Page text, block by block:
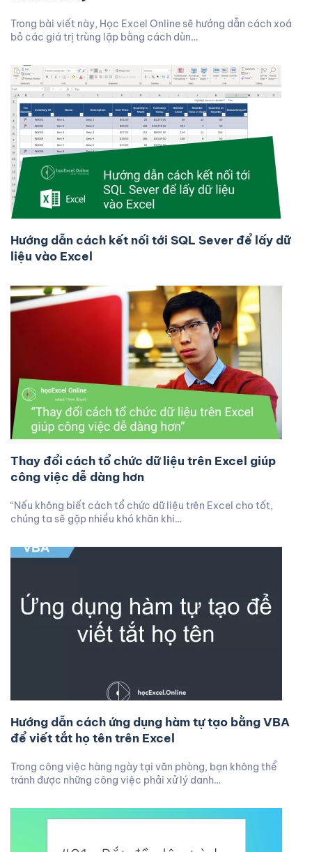
Trong bài viết này, Học Excel Online sẽ hướng dẫn cách xoá
bỏ các giá trị trùng lặp bằng cách dùn…
Hướng dẫn cách kết nối tới SQL Sever để lấy dữ
liệu vào Excel
Thay đổi cách tổ chức dữ liệu trên Excel giúp
công việc dễ dàng hơn
“Nếu không biết cách tổ chức dữ liệu trên Excel cho tốt,
chúng ta sẽ gặp nhiều khó khăn khi…
Hướng dẫn cách ứng dụng hàm tự tạo bằng VBA
để viết tắt họ tên trên Excel
Trong công việc hàng ngày tại văn phòng, bạn không thể
tránh được những công việc phải xử lý danh…